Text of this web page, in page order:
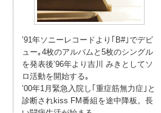
’91年ソニーレコードより｢B#｣でデビ
ュー｡4枚のアルバムと5枚のシングル
を発表後’96年より吉川 みきとしてソ
ロ活動を開始する｡
’00年1月緊急入院し｢重症筋無力症｣と
診断されkiss FM番組を途中降板。長